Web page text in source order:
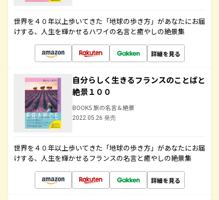
世界を４０年以上歩いてきた「地球の歩き方」があなたにお届
けする、人生を輝かせるハワイの名言と癒やしの絶景集
詳細を見る
自分らしく生きるフランスのことばと
絶景１００
BOOKS 旅の名言＆絶景
2022.05.26 発売
世界を４０年以上歩いてきた「地球の歩き方」があなたにお届
けする、人生を輝かせるフランスの名言と癒やしの絶景集
詳細を見る